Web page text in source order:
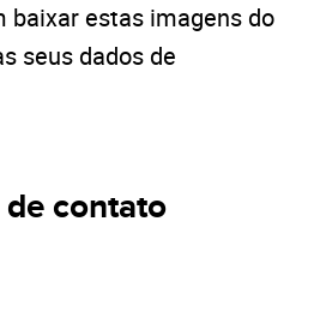
baixar estas imagens do
seus dados de
contato